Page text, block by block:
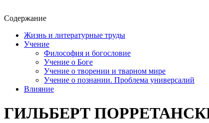
Содержание
Жизнь и литературные труды
Учение
Философия и богословие
Учение о Боге
Учение о творении и тварном мире
Учение о познании. Проблема универсалий
Влияние
ГИЛЬБЕРТ